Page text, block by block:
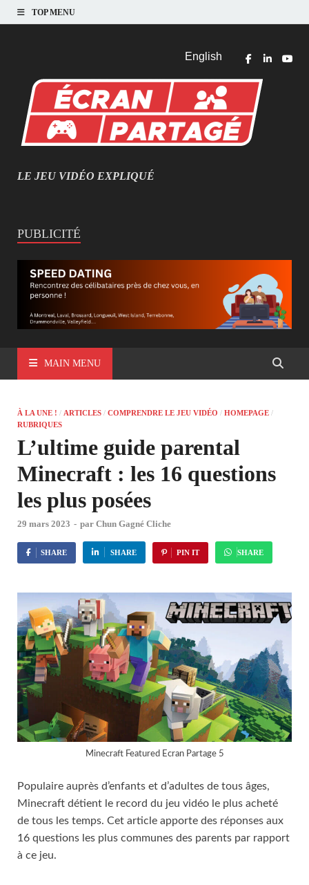
TOP MENU
English
MIEUX COMPRENDRE LES JEUX VIDÉO
LE JEU VIDÉO EXPLIQUÉ
PUBLICITÉ
MAIN MENU
À LA UNE ! / ARTICLES / COMPRENDRE LE JEU VIDÉO / HOMEPAGE /
RUBRIQUES
L’ultime guide parental
Minecraft : les 16 questions
les plus posées
29 mars 2023 - par Chun Gagné Cliche
SHARE SHARE PIN IT SHARE
Minecraft Featured Ecran Partage 5
Populaire auprès d’enfants et d’adultes de tous âges,
Minecraft détient le record du jeu vidéo le plus acheté
de tous les temps. Cet article apporte des réponses aux
16 questions les plus communes des parents par rapport
à ce jeu.